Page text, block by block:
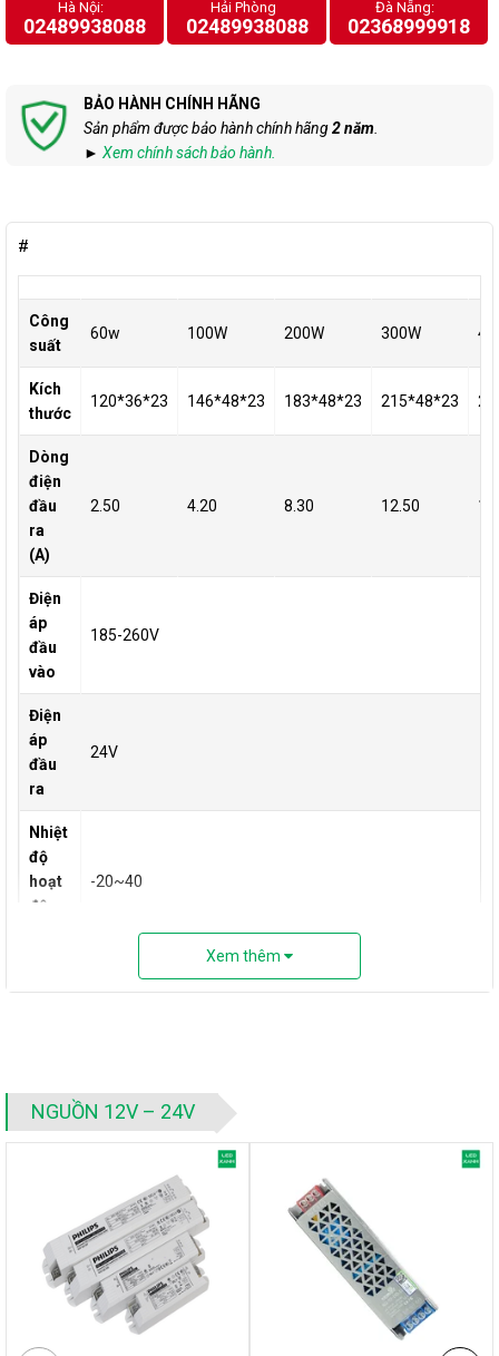
Hà Nội:
02489938088
Hải Phòng
02489938088
Đà Nẵng:
02368999918
BẢO HÀNH CHÍNH HÃNG
Sản phẩm được bảo hành chính hãng2 năm
► Xem chính sách bảo hành.
#
Công
suất
60w 100W 200W 300W
Kích
thước
120*36*23 146*48*23 183*48*23 215*48*23
Dòng
điện
đầu
ra
(A)
2.50 4.20 8.30 12.50
Điện
áp
đầu
vào
185-260V
Điện
áp
đầu
ra
24V
Nhiệt
độ
hoạt
động
-20~40
độ
Xem thêm
NGUỒN 12V – 24V